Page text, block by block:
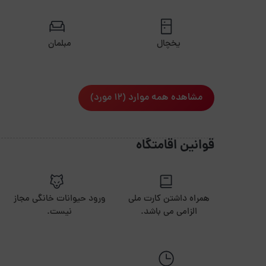
یخچال مبلمان
مشاهده همه موارد (12 مورد)
قوانین اقامتگاه
همراه داشتن کارت ملی
الزامی می باشد.
ورود حیوانات خانگی مجاز
نیست.